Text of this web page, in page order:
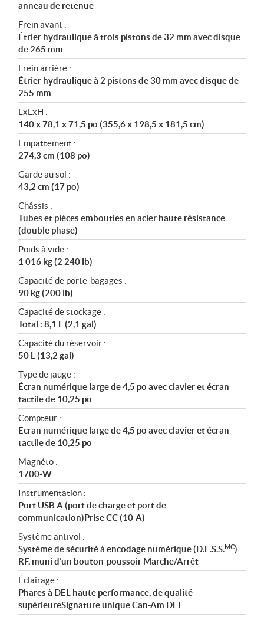
anneau de retenue
Frein avant :
Étrier hydraulique à trois pistons de 32 mm avec disque
de 265 mm
Frein arrière :
Étrier hydraulique à 2 pistons de 30 mm avec disque de
255 mm
LxLxH :
140 x 78,1 x 71,5 po (355,6 x 198,5 x 181,5 cm)
Empattement :
274,3 cm (108 po)
Garde au sol :
43,2 cm (17 po)
Châssis :
Tubes et pièces embouties en acier haute résistance
(double phase)
Poids à vide :
1 016 kg (2 240 lb)
Capacité de porte-bagages :
90 kg (200 lb)
Capacité de stockage :
Total : 8,1 L (2,1 gal)
Capacité du réservoir :
50 L (13,2 gal)
Type de jauge :
Écran numérique large de 4,5 po avec clavier et écran
tactile de 10,25 po
Compteur :
Écran numérique large de 4,5 po avec clavier et écran
tactile de 10,25 po
Magnéto :
1700-W
Instrumentation :
Port USB A (port de charge et port de
communication)Prise CC (10-A)
Système antivol :
Système de sécurité à encodage numérique (D.E.S.S.MC)
RF, muni d’un bouton-poussoir Marche/Arrêt
Éclairage :
Phares à DEL haute performance, de qualité
supérieureSignature unique Can-Am DEL